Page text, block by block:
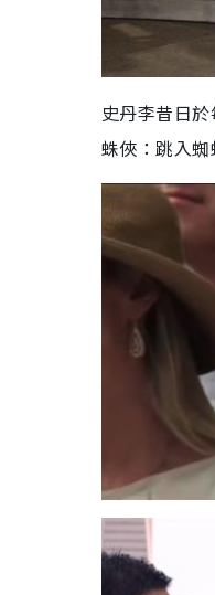
史丹李昔日
蛛俠：跳入